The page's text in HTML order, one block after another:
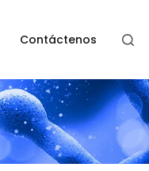
Contáctenos